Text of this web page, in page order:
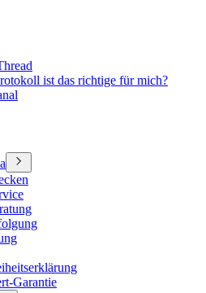
ist das richtige für mich?
Garantie